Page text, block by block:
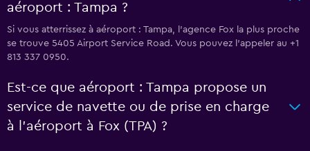
aéroport : Tampa ?
Si vous atterrissez à aéroport : Tampa, l’agence Fox la plus proche
se trouve 5405 Airport Service Road. Vous pouvez l’appeler au +1
813 337 0950.
Est-ce que aéroport : Tampa propose un
service de navette ou de prise en charge
à l’aéroport à Fox (TPA) ?